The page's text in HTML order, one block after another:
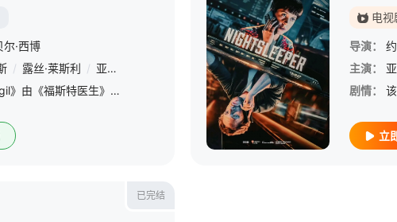
·西博
/ 露丝·莱斯利 / 亚当·詹姆斯 卡尔·马卡宁奇 / 康纳·斯温德尔 马丁·康普
BBC惊悚剧集《不眠 Vigil》由《福斯特医生》Suranne Jones、《权力的游戏》Rose Leslie和《摩斯探长前传》Shaun Evans主演。 &amp;nbsp; &amp;nbsp; &amp;nbsp
电视
导演：
主演：
剧情：
立
已完结